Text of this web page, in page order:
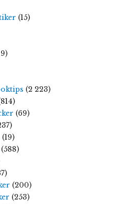
(15)
(2 223)
(69)
(19)
(588)
(200)
(253)